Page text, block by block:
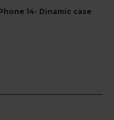
14- Dinamic case